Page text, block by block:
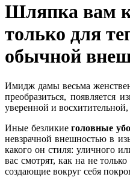
Шляпка вам к
только для
обычной
Имидж дамы весьма
преобразиться, появляется
уверенной и
Иные безликиеголовные
невзрачной внешностью в
какого он стиля: уличного
вас смотрят, как на не
создающие вокруг себя